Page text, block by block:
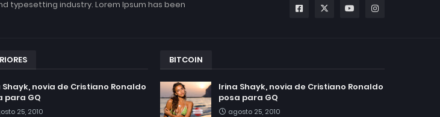
typesetting industry. Lorem Ipsum has been
Shayk, novia de Cristiano Ronaldo
para GQ
25, 2010
BITCOIN
Irina Shayk, novia de Cristiano Ronaldo
posa para GQ
agosto 25, 2010